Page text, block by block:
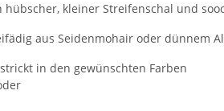
hübscher, kleiner Streifenschal und
aus Seidenmohair oder dünnem
in den gewünschten Farben